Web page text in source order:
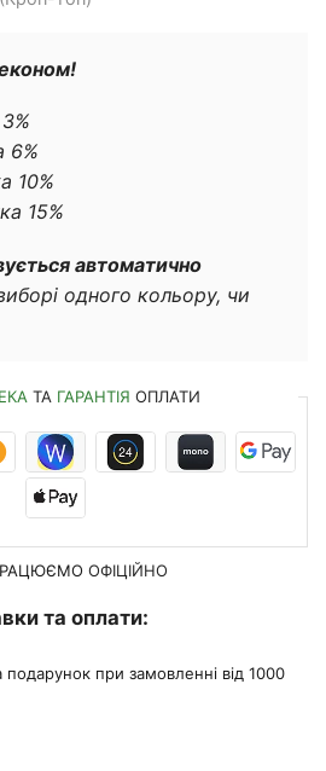
6%
10%
15%
автоматично
одного кольору, чи
ТА ГАРАНТІЯ ОПЛАТИ
ОФІЦІЙНО
та оплати:
при замовленні від 1000